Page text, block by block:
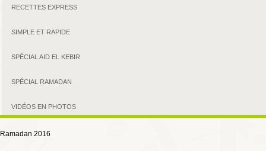
RECETTES EXPRESS
SIMPLE ET RAPIDE
SPÉCIAL AID EL KEBIR
SPÉCIAL RAMADAN
VIDÉOS EN PHOTOS
Ramadan 2016